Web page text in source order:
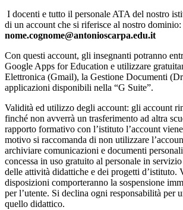
I docenti e tutto il personale ATA del nostro
di un account che si riferisce al nostro dominio:
nome.cognome@antonioscarpa.edu.it
Con questi account, gli insegnanti potranno
Google Apps for Education e utilizzare
Elettronica (Gmail), la Gestione Documenti
applicazioni disponibili nella “G Suite”.
Validità ed utilizzo degli account: gli account
finché non avverrà un trasferimento ad altra
rapporto formativo con l’istituto l’account
motivo si raccomanda di non utilizzare
archiviare comunicazioni e documenti
concessa in uso gratuito al personale in
delle attività didattiche e dei progetti d’istituto.
disposizioni comporteranno la sospensione
per l’utente. Si declina ogni responsabilità per
quello didattico.